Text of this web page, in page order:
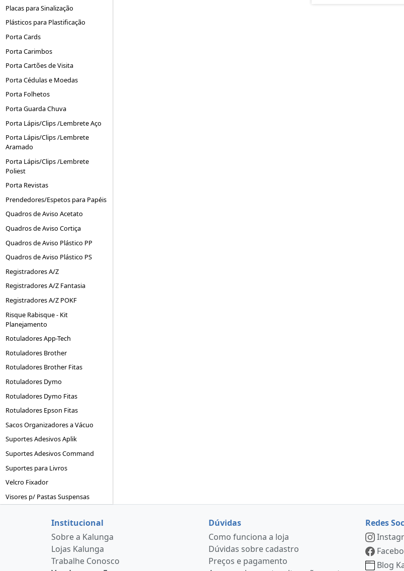
Placas para Sinalização
Plásticos para Plastificação
Porta Cards
Porta Carimbos
Porta Cartões de Visita
Porta Cédulas e Moedas
Porta Folhetos
Porta Guarda Chuva
Porta Lápis/Clips /Lembrete Aço
Porta Lápis/Clips /Lembrete
Aramado
Porta Lápis/Clips /Lembrete
Poliest
Porta Revistas
Prendedores/Espetos para Papéis
Quadros de Aviso Acetato
Quadros de Aviso Cortiça
Quadros de Aviso Plástico PP
Quadros de Aviso Plástico PS
Registradores A/Z
Registradores A/Z Fantasia
Registradores A/Z POKF
Risque Rabisque - Kit
Planejamento
Rotuladores App-Tech
Rotuladores Brother
Rotuladores Brother Fitas
Rotuladores Dymo
Rotuladores Dymo Fitas
Rotuladores Epson Fitas
Sacos Organizadores a Vácuo
Suportes Adesivos Aplik
Suportes Adesivos Command
Suportes para Livros
Velcro Fixador
Visores p/ Pastas Suspensas
Institucional
Sobre a Kalunga
Lojas Kalunga
Trabalhe Conosco
Dúvidas
Como funciona a loja
Dúvidas sobre cadastro
Preços e pagamento
Redes
Blog